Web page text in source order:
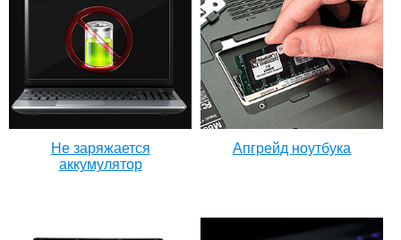
Не заряжается
аккумулятор
Апгрейд ноутбука